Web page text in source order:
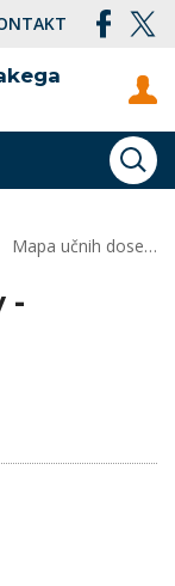
Mapa učnih dosežkov - priročnik za učitelje
-